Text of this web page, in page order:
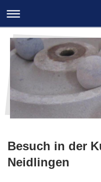
Besuch in der
Neidlingen